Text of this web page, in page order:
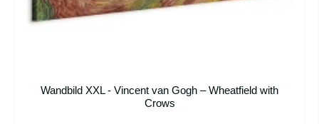
Wandbild XXL - Vincent van Gogh – Wheatfield with
Crows